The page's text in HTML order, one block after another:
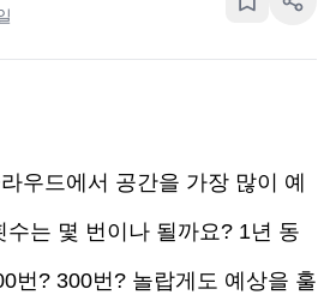
우드에서 공간을 가장 많이 예
수는 몇 번이나 될까요? 1년 동
번? 300번? 놀랍게도 예상을 훌